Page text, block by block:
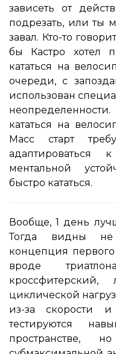
зависеть от
подрезать, или ты
завал. Кто-то
бы Кастро хотел
кататься на
очереди, с
использован
кататься на
Масс старт
ментальной
быстро кататься.
Вообще, 1 день
Тогда видны не
концепция первого
вроде
циклической
из-за скорости и
тестируются